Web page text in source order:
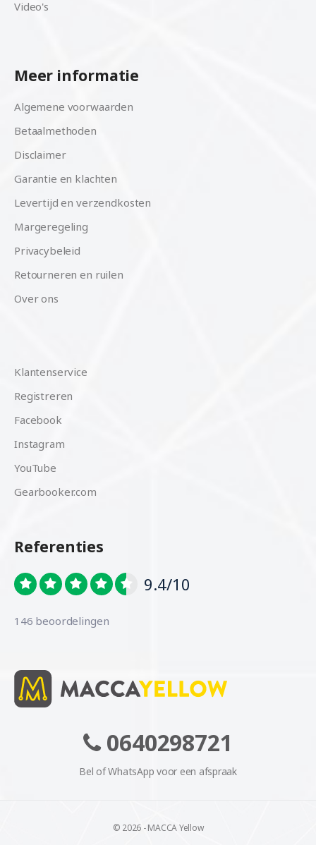
Video's
Meer informatie
Algemene voorwaarden
Betaalmethoden
Disclaimer
Garantie en klachten
Levertijd en verzendkosten
Margeregeling
Privacybeleid
Retourneren en ruilen
Over ons
Klantenservice
Registreren
Facebook
Instagram
YouTube
Gearbooker.com
Referenties
9.4/10
146 beoordelingen
0640298721
Bel of WhatsApp voor een afspraak
© 2026 - MACCA Yellow